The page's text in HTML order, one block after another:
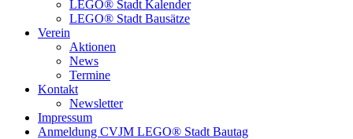
LEGO® Stadt Kalender
LEGO® Stadt Bausätze
Verein
Aktionen
News
Termine
Kontakt
Newsletter
Impressum
Anmeldung CVJM LEGO® Stadt Bautag